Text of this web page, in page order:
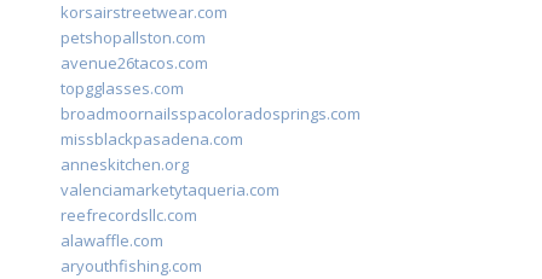
korsairstreetwear.com
petshopallston.com
avenue26tacos.com
topgglasses.com
broadmoornailsspacoloradosprings.com
missblackpasadena.com
anneskitchen.org
valenciamarketytaqueria.com
reefrecordsllc.com
alawaffle.com
aryouthfishing.com